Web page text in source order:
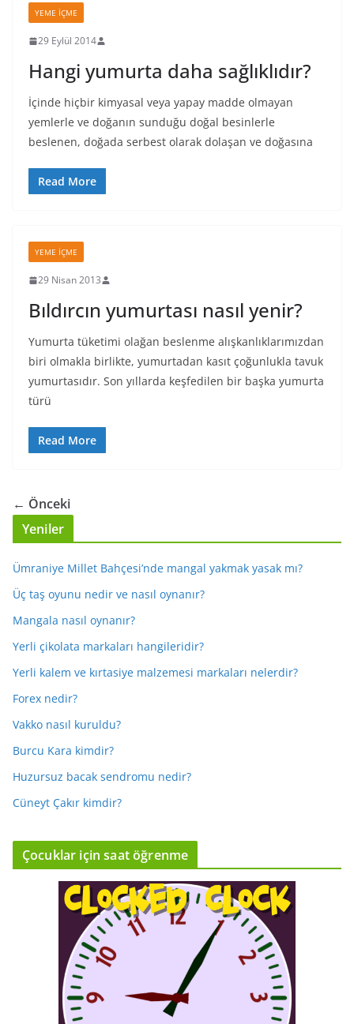
YEME İÇME
29 Eylül 2014
Hangi yumurta daha sağlıklıdır?
İçinde hiçbir kimyasal veya yapay madde olmayan
yemlerle ve doğanın sunduğu doğal besinlerle
beslenen, doğada serbest olarak dolaşan ve doğasına
Read More
YEME İÇME
29 Nisan 2013
Bıldırcın yumurtası nasıl yenir?
Yumurta tüketimi olağan beslenme alışkanlıklarımızdan
biri olmakla birlikte, yumurtadan kasıt çoğunlukla tavuk
yumurtasıdır. Son yıllarda keşfedilen bir başka yumurta
türü
Read More
← Önceki
Yeniler
Ümraniye Millet Bahçesi’nde mangal yakmak yasak mı?
Üç taş oyunu nedir ve nasıl oynanır?
Mangala nasıl oynanır?
Yerli çikolata markaları hangileridir?
Yerli kalem ve kırtasiye malzemesi markaları nelerdir?
Forex nedir?
Vakko nasıl kuruldu?
Burcu Kara kimdir?
Huzursuz bacak sendromu nedir?
Cüneyt Çakır kimdir?
Çocuklar için saat öğrenme